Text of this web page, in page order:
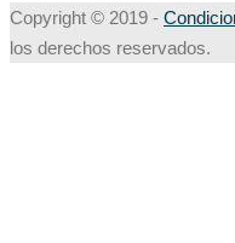
Copyright © 2019 -
los derechos reservados.